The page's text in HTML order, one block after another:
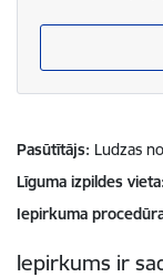
Pasūtītājs Ludzas
Līguma izpildes vieta
Iepirkuma
Iepirkums ir